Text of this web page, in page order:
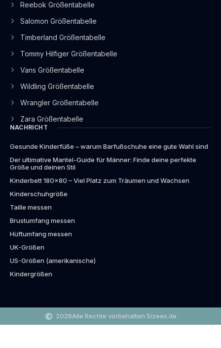
Reebok Größentabelle
Salomon Größentabelle
Timberland Größentabelle
Tommy Hilfiger Größentabelle
Vans Größentabelle
Wildling Größentabelle
Wrangler Größentabelle
Zara Größentabelle
NACHRICHT
Gesunde Kinderfüße – warum Barfußschuhe eine gute Wahl sind
Der ultimative Mantel-Guide für Männer: Finde deine perfekte
Größe und deinen Stil
Kinderbett 180×80 – Viel Platz zum Träumen und Wachsen
Kinderschuhgröße
Taille messen
Brustumfang messen
Hüftumfang messen
UK-Größen
US-Größen (amerikanische)
Kindergrößen
2026Alle Rechte vorbehalten Sizees.de